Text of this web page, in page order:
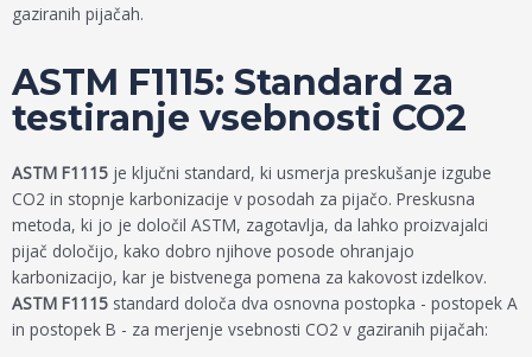
gaziranih pijačah.
ASTM F1115: Standard za
testiranje vsebnosti CO2
ASTM F1115 je ključni standard, ki usmerja preskušanje izgube
CO2 in stopnje karbonizacije v posodah za pijačo. Preskusna
metoda, ki jo je določil ASTM, zagotavlja, da lahko proizvajalci
pijač določijo, kako dobro njihove posode ohranjajo
karbonizacijo, kar je bistvenega pomena za kakovost izdelkov.
ASTM F1115 standard določa dva osnovna postopka - postopek A
in postopek B - za merjenje vsebnosti CO2 v gaziranih pijačah: